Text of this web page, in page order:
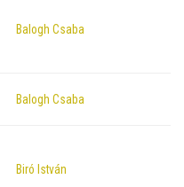
Balogh Csaba
Balogh Csaba
Biró István